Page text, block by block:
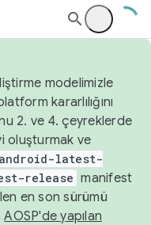
modelimizle
kararlılığını
2. ve 4. çeyreklerde
oluşturmak ve
android-latest-
release manifest
en son sürümü
AOSP'de yapılan